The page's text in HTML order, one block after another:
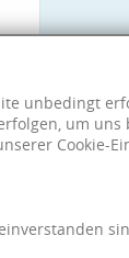
unbedingt
um
Cookie-